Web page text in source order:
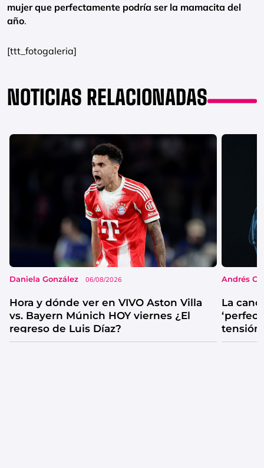
mujer que perfectamente podría ser la mamacita del
año.
[ttt_fotogaleria]
NOTICIAS RELACIONADAS
Daniela González 06/08/2026
Hora y dónde ver en VIVO Aston Villa
vs. Bayern Múnich HOY viernes ¿El
regreso de Luis Díaz?
Andrés
La
tensión
catarsis